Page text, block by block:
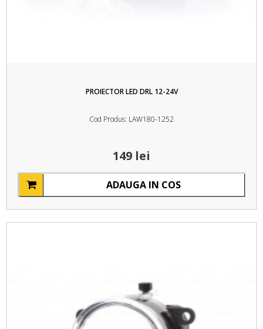
PROIECTOR LED DRL 12-24V
Cod Produs: LAW180-1252
149 lei
ADAUGA IN COS